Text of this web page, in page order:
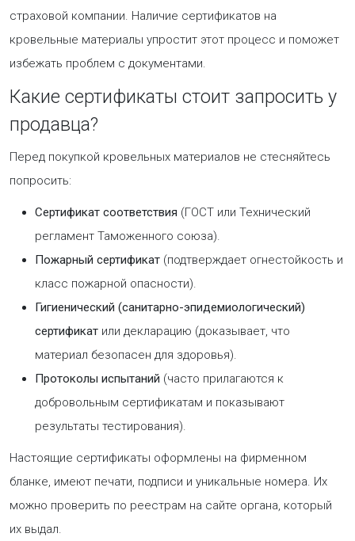
страховой компании. Наличие сертификатов на
кровельные материалы упростит этот процесс и поможет
избежать проблем с документами.
Какие сертификаты стоит запросить у
продавца?
Перед покупкой кровельных материалов не стесняйтесь
попросить:
Сертификат соответствия (ГОСТ или Технический
регламент Таможенного союза).
Пожарный сертификат (подтверждает огнестойкость и
класс пожарной опасности).
Гигиенический (санитарно-эпидемиологический)
сертификат или декларацию (доказывает, что
материал безопасен для здоровья).
Протоколы испытаний (часто прилагаются к
добровольным сертификатам и показывают
результаты тестирования).
Настоящие сертификаты оформлены на фирменном
бланке, имеют печати, подписи и уникальные номера. Их
можно проверить по реестрам на сайте органа, который
их выдал.